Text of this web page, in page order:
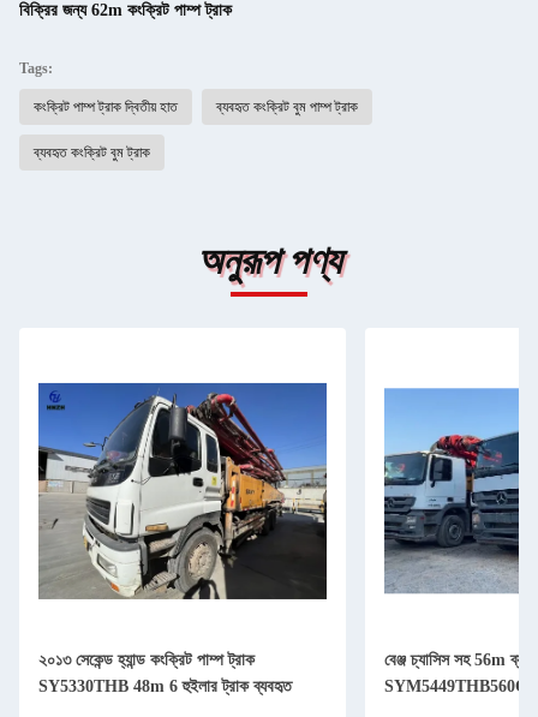
বিক্রির জন্য 62m কংক্রিট পাম্প ট্রাক
Tags:
কংক্রিট পাম্প ট্রাক দ্বিতীয় হাত ব্যবহৃত কংক্রিট বুম পাম্প ট্রাক
ব্যবহৃত কংক্রিট বুম ট্রাক
অনুরূপ পণ্য
২০১৩ সেকেন্ড হ্যান্ড কংক্রিট পাম্প ট্রাক
SY5330THB 48m 6 হুইলার ট্রাক ব্যবহৃত
বেঞ্জ চ্যাসিস সহ 56m
SYM5449THB560C-